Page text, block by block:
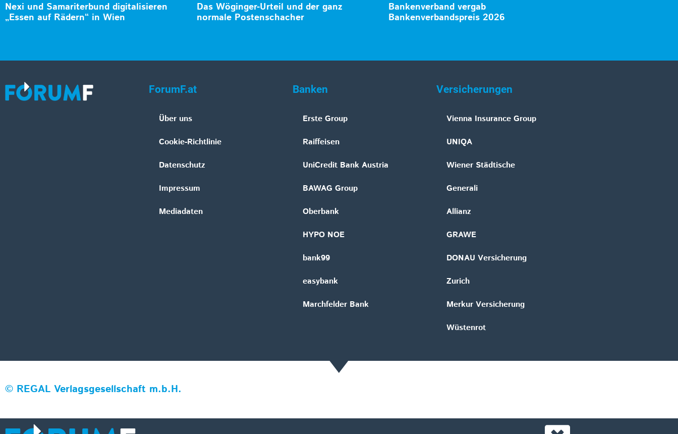
Nexi und Samariterbund digitalisieren
„Essen auf Rädern“ in Wien
Das Wöginger-Urteil und der ganz
normale Postenschacher
Bankenverband vergab
Bankenverbandspreis 2026
ForumF.at
Über uns
Cookie-Richtlinie
Datenschutz
Impressum
Mediadaten
Banken
Erste Group
Raiffeisen
UniCredit Bank Austria
BAWAG Group
Oberbank
HYPO NOE
bank99
easybank
Marchfelder Bank
Versicherungen
Vienna Insurance Group
UNIQA
Wiener Städtische
Generali
Allianz
GRAWE
DONAU Versicherung
Zurich
Merkur Versicherung
Wüstenrot
© REGAL Verlagsgesellschaft m.b.H.